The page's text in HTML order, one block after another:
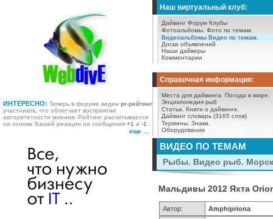
ИНТЕРЕСНО: Теперь в форуме виден pr-рейтинг
участников, что облегчает восприятие
авторитетности мнения. Рейтинг расчитывается
на основе Вашей реакции на сообщения +1 и -1
еще ...
Наш виртуальный клуб:
Дайвинг Форум Клубы
Фотоальбомы. Фото по темам.
Видеоальбомы Видео по темам.
Доска объявлений
Наши дайверы
Комментарии
Справочная информация:
Места для дайвинга.
Погода в мире.
Энциклопедия рыб
Статьи.
Книги о дайвинге.
Дайвинг словарь (3165 слов)
Термины. Знаки.
Оборудование
ВИДЕО ПО ТЕМАМ
Рыбы. Видео рыб.
Мальдивы 2012 Яхта
Автор:
Amphipriona